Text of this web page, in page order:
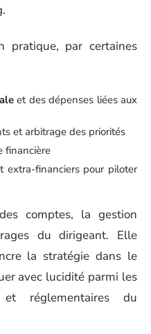
pratique, par certaines
et des dépenses liées aux
et arbitrage des priorités
financière
extra-financiers pour piloter
comptes, la gestion
du dirigeant. Elle
la stratégie dans le
avec lucidité parmi les
et réglementaires du